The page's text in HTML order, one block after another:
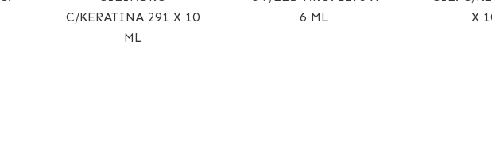
C/KERATINA 291 X 10
ML
6 ML
X